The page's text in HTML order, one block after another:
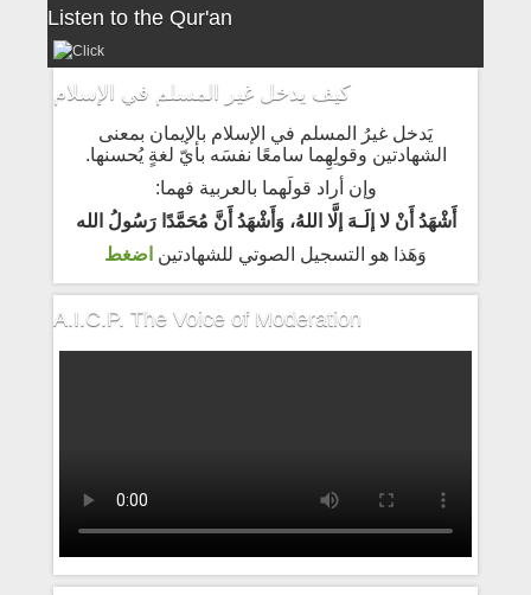
Listen to the Qur'an
كيف يدخل غير المسلم في الإسلام
يَدخل غيرُ المسلم في الإسلام بالإيمان بمعنى
الشهادتين وقولِهِما سامعًا نفسَه بأيّ لغةٍ يُحسنها.
وإن أراد قولَهما بالعربية فهما:
أَشْهَدُ أَنْ لا إلَـهَ إلَّا اللهُ، وَأَشْهَدُ أَنَّ مُحَمَّدًا رَسُولُ الله
وَهَذا هو التسجيل الصوتي للشهادتين اضغط
A.I.C.P. The Voice of Moderation